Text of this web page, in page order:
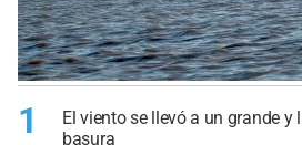
1
El viento se llevó a un grande
basura